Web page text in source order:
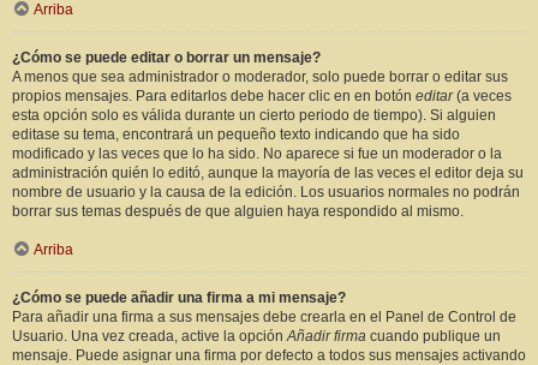
Arriba
¿Cómo se puede editar o borrar un mensaje?
A menos que sea administrador o moderador, solo puede borrar o editar sus
propios mensajes. Para editarlos debe hacer clic en en botón editar(a veces
esta opción solo es válida durante un cierto periodo de tiempo). Si alguien
editase su tema, encontrará un pequeño texto indicando que ha sido
modificado y las veces que lo ha sido. No aparece si fue un moderador o la
administración quién lo editó, aunque la mayoría de las veces el editor deja su
nombre de usuario y la causa de la edición. Los usuarios normales no podrán
borrar sus temas después de que alguien haya respondido al mismo.
Arriba
¿Cómo se puede añadir una firma a mi mensaje?
Para añadir una firma a sus mensajes debe crearla en el Panel de Control de
Usuario. Una vez creada, active la opciónAñadir firma cuando publique un
mensaje. Puede asignar una firma por defecto a todos sus mensajes activando